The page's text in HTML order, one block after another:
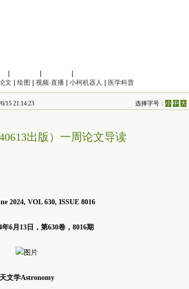
文 绘图 视频·直播 小柯机器人 医学科普
15 21:14:23 选择字号：小 中 大
出版）一周论文导读
2024, VOL 630, ISSUE 8016
年6月13日，第630卷，8016期
天文学Astronomy